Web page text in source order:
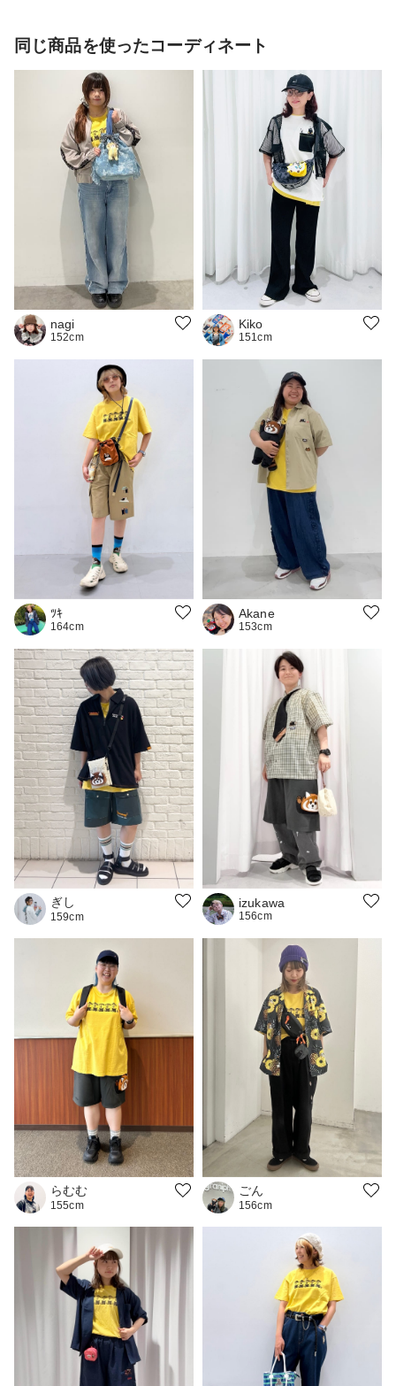
同じ商品を使ったコーディネート
nagi
152cm
Kiko
151cm
ﾂｷ
164cm
Akane
153cm
ぎし
159cm
izukawa
156cm
らむむ
155cm
ごん
156cm